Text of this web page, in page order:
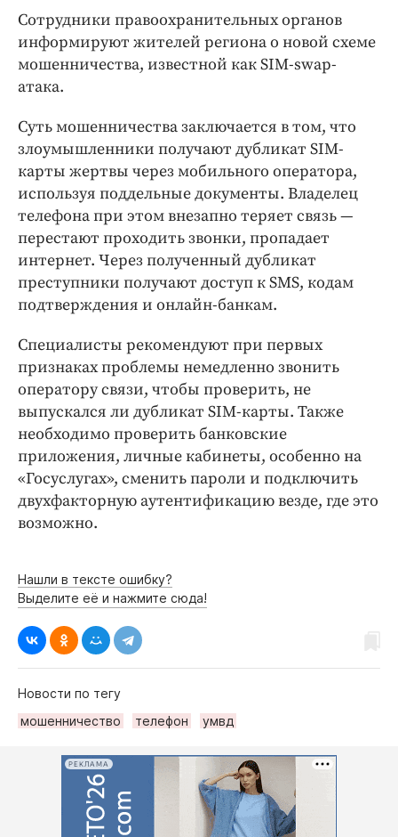
Клиника года
Бренд года
Работодатель года
Сотрудники правоохранительных органов
информируют жителей региона о новой схеме
мошенничества, известной как SIM-swap-
атака.
Суть мошенничества заключается в том, что
злоумышленники получают дубликат SIM-
карты жертвы через мобильного оператора,
используя поддельные документы. Владелец
телефона при этом внезапно теряет связь —
перестают проходить звонки, пропадает
интернет. Через полученный дубликат
преступники получают доступ к SMS, кодам
подтверждения и онлайн-банкам.
Специалисты рекомендуют при первых
признаках проблемы немедленно звонить
оператору связи, чтобы проверить, не
выпускался ли дубликат SIM-карты. Также
необходимо проверить банковские
приложения, личные кабинеты, особенно на
«Госуслугах», сменить пароли и подключить
двухфакторную аутентификацию везде, где это
возможно.
Нашли в тексте ошибку?
Выделите её и нажмите сюда!
Новости по тегу
мошенничество
телефон умвд
РЕКЛАМА